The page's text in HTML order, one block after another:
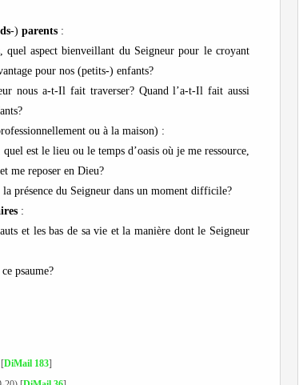
-) parents :
quel aspect bienveillant du Seigneur pour le croyant
pour nos (petits-) enfants?
nous a-t-Il fait traverser? Quand l’a-t-Il fait aussi
ou à la maison) :
est le lieu ou le temps d’oasis où je me ressource,
me reposer en Dieu?
présence du Seigneur dans un moment difficile?
:
et les bas de sa vie et la manière dont le Seigneur
psaume?
[DiMail 183]